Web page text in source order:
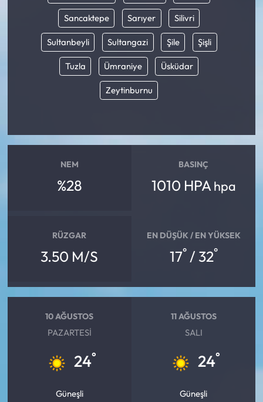
Sancaktepe Sarıyer Silivri
Sultanbeyli Sultangazi Şile Şişli
Tuzla Ümraniye Üsküdar
Zeytinburnu
NEM
%28
BASINÇ
1010 HPA hpa
RÜZGAR
3.50 M/S
EN DÜŞÜK / EN YÜKSEK
17°/ 32°
10 AĞUSTOS
PAZARTESI
24°
Güneşli
11 AĞUSTOS
SALI
24°
Güneşli